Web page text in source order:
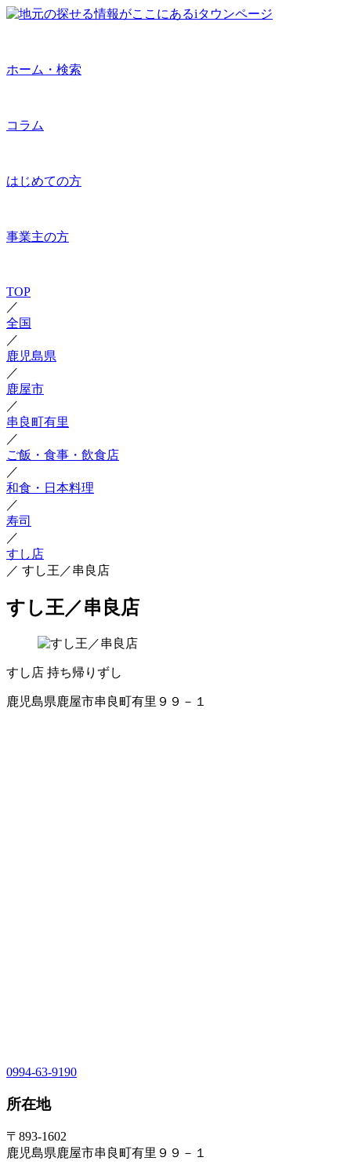
ホーム・検索
コラム
はじめての方
事業主の方
TOP
／
全国
／
鹿児島県
／
鹿屋市
／
串良町有里
／
ご飯・食事・飲食店
／
和食・日本料理
／
寿司
／
すし店
／ すし王／串良店
すし王／串良店
すし店 持ち帰りずし
鹿児島県鹿屋市串良町有里９９－１
0994-63-9190
所在地
〒893-1602
鹿児島県鹿屋市串良町有里９９－１